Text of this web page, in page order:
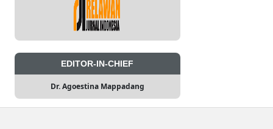
EDITOR-IN-CHIEF
Dr. Agoestina Mappadang